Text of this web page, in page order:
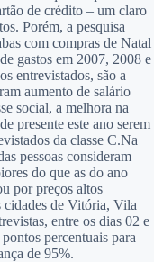
de crédito – um claro
Porém, a pesquisa
com compras de Natal
gastos em 2007, 2008 e
entrevistados, são a
aumento de salário
social, a melhora na
presente este ano serem
da classe C.Na
pessoas consideram
do que as do ano
por preços altos
cidades de Vitória, Vila
entre os dias 02 e
percentuais para
de 95%.